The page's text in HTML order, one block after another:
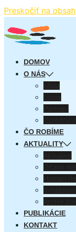
Preskočiť na obsah
DOMOV
O NÁS
ČO ROBÍME
AKTUALITY
PUBLIKÁCIE
KONTAKT